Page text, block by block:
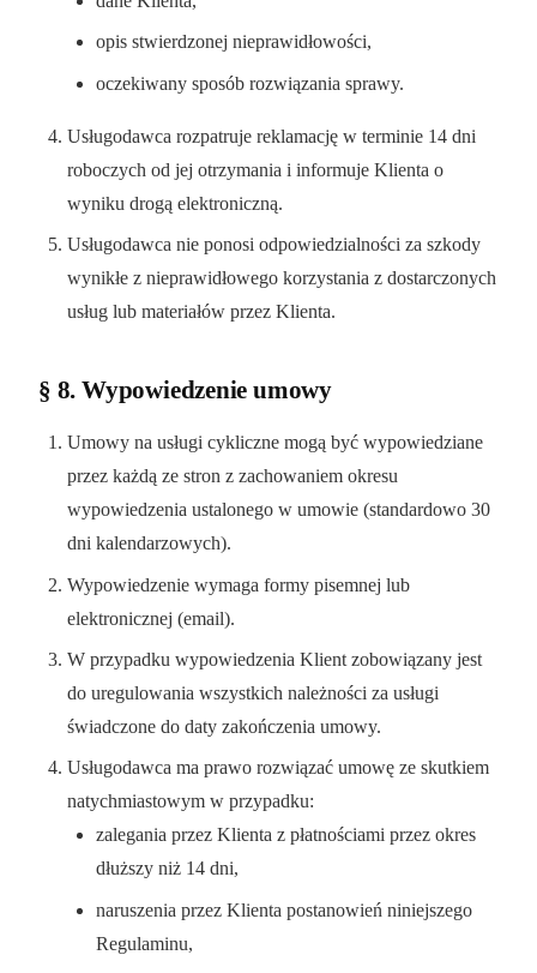
opis stwierdzonej nieprawidłowości,
oczekiwany sposób rozwiązania sprawy.
Usługodawca rozpatruje reklamację w terminie 14 dni
roboczych od jej otrzymania i informuje Klienta o
wyniku drogą elektroniczną.
Usługodawca nie ponosi odpowiedzialności za szkody
wynikłe z nieprawidłowego korzystania z dostarczonych
usług lub materiałów przez Klienta.
§ 8. Wypowiedzenie umowy
Umowy na usługi cykliczne mogą być wypowiedziane
przez każdą ze stron z zachowaniem okresu
wypowiedzenia ustalonego w umowie (standardowo 30
dni kalendarzowych).
Wypowiedzenie wymaga formy pisemnej lub
elektronicznej (email).
W przypadku wypowiedzenia Klient zobowiązany jest
do uregulowania wszystkich należności za usługi
świadczone do daty zakończenia umowy.
Usługodawca ma prawo rozwiązać umowę ze skutkiem
natychmiastowym w przypadku:
zalegania przez Klienta z płatnościami przez okres
dłuższy niż 14 dni,
naruszenia przez Klienta postanowień niniejszego
Regulaminu,